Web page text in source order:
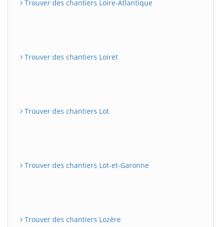
Trouver des chantiers Loire-Atlantique
Trouver des chantiers Loiret
Trouver des chantiers Lot
Trouver des chantiers Lot-et-Garonne
Trouver des chantiers Lozère